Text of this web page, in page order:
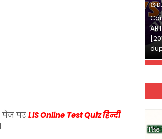
पेज परLIS Online Test Quiz हिन्दी